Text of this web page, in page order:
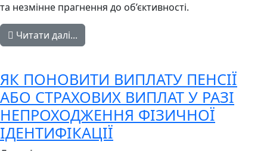
та незмінне прагнення до об’єктивності.
Читати далі...
ЯК ПОНОВИТИ ВИПЛАТУ ПЕНСІЇ
АБО СТРАХОВИХ ВИПЛАТ У РАЗІ
НЕПРОХОДЖЕННЯ ФІЗИЧНОЇ
ІДЕНТИФІКАЦІЇ